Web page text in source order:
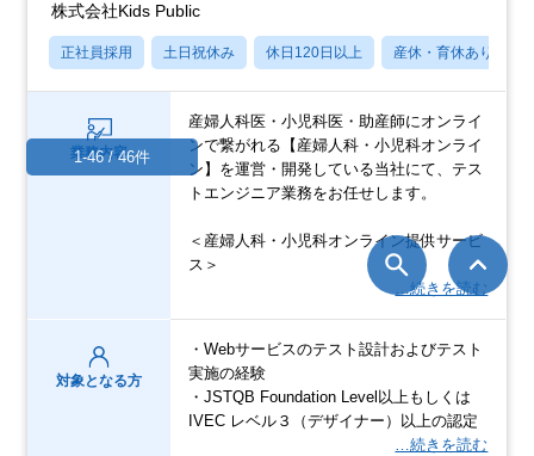
株式会社Kids Public
正社員採用 土日祝休み 休日120日以上 産休・育休あり
業務内容
産婦人科医・小児科医・助産師にオンライ
ンで繋がれる【産婦人科・小児科オンライ
ン】を運営・開発している当社にて、テス
トエンジニア業務をお任せします。
＜産婦人科・小児科オンライン提供サービ
ス＞
…続きを読む
対象となる方
・Webサービスのテスト設計およびテスト
実施の経験
・JSTQB Foundation Level以上もしくは
IVEC レベル３（デザイナー）以上の認定
…続きを読む
1-46 / 46件